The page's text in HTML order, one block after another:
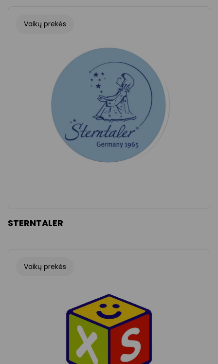
Vaikų prekės
STERNTALER
Vaikų prekės